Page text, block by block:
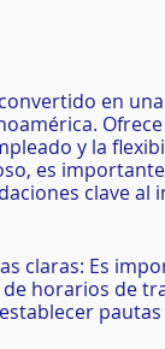
en
y la
es
clave
claras: Es
horarios de